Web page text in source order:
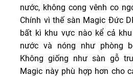
nước, không cong vênh co
Chính vì thế sàn Magic Đức
bất kì khu vực nào kể cả
nước và nóng như phòng
Không giống như sàn gỗ
Magic này phù hợp hơn cho